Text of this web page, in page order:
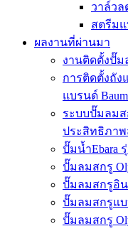
วาล์วล
สตรีมแ
ผลงานที่ผ่านมา
งานติดตั้งปั๊ม
การติดตั้งถังแ
แบรนด์
ระบบปั๊มลมส
ประสิทธิภา
ปั๊มน้ำEbara
ปั๊มลมสกรู
ปั๊มลมสกรูอิน
ปั๊มลมสกรูแบ
ปั๊มลมสกรู